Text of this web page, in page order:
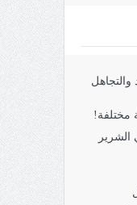
والتجاهل
مختلفة!
الشرير